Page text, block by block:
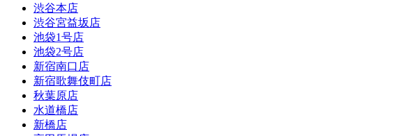
渋谷本店
渋谷宮益坂店
池袋1号店
池袋2号店
新宿南口店
新宿歌舞伎町店
秋葉原店
水道橋店
新橋店